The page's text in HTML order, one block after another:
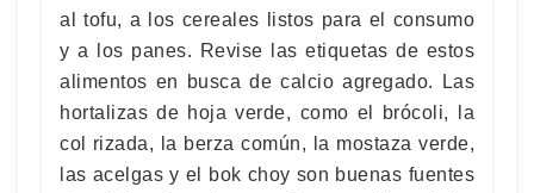
al tofu, a los cereales listos para el consumo
y a los panes. Revise las etiquetas de estos
alimentos en busca de calcio agregado. Las
hortalizas de hoja verde, como el brócoli, la
col rizada, la berza común, la mostaza verde,
las acelgas y el bok choy son buenas fuentes